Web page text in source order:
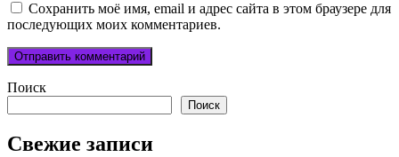
Сохранить моё имя, email и адрес сайта в этом браузере для
последующих моих комментариев.
Поиск
Поиск
Свежие записи